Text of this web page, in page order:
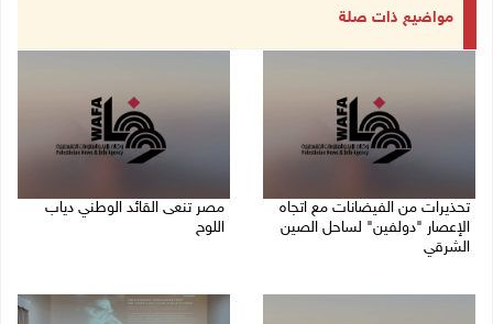
مواضيع ذات صلة
تحذيرات من الفيضانات مع اتجاه
الإعصار "دولفين" لساحل الصين
الشرقي
مصر تنعى القائد الوطني دياب
اللوح